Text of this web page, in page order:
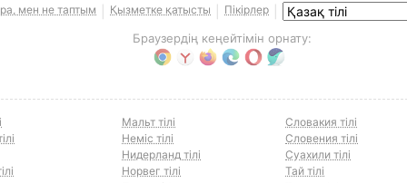
мен не таптым Қызметке қатысты Пікірлер
Браузердің кеңейтімін орнату:
Мальт тілі
Неміс тілі
Нидерланд тілі
Норвег тілі
Словакия тілі
Словения тілі
Суахили тілі
Тай тілі